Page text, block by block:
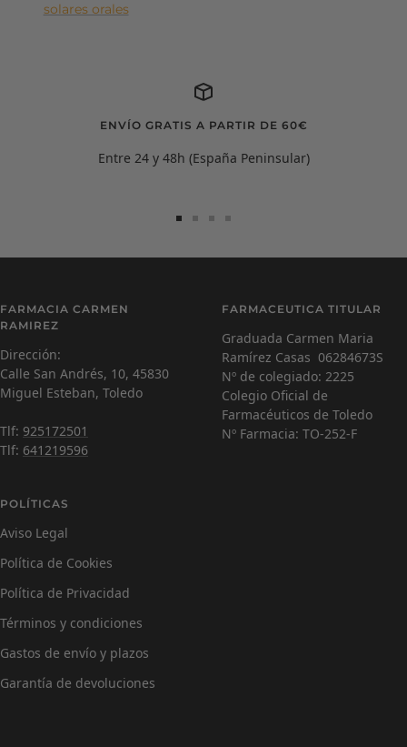
solares orales
ENVÍO GRATIS A PARTIR DE 60€
Entre 24 y 48h (España Peninsular)
Ir
Ir
Ir
Ir
4
FARMACIA CARMEN
RAMIREZ
Dirección:
Calle San Andrés, 10, 45830
Miguel Esteban, Toledo
Tlf: 925172501
Tlf: 641219596
FARMACEUTICA TITULAR
Graduada Carmen Maria
Ramírez Casas 06284673S
Nº de colegiado: 2225
Colegio Oficial de
Farmacéuticos de Toledo
Nº Farmacia: TO-252-F
POLÍTICAS
Aviso Legal
Política de Cookies
Política de Privacidad
Términos y condiciones
Gastos de envío y plazos
Garantía de devoluciones
C Farmacéutica Virtual - En línea
¡Hola! Soy Carmen 😊, tu farmacéutica virtual.
¿Cómo estás hoy y en qué puedo ayudarte?